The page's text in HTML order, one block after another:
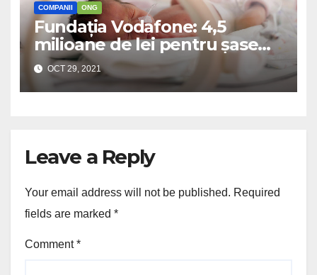
COMPANII ONG
Fundația Vodafone: 4,5
milioane de lei pentru șase
secții de neonatologie
OCT 29, 2021
Leave a Reply
Your email address will not be published. Required
fields are marked *
Comment*